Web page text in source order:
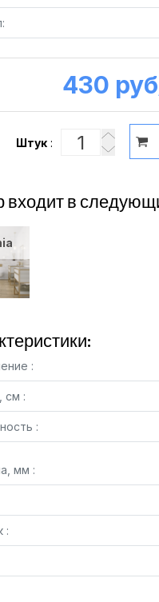
430
Штук :
входит в
:
см :
:
мм :
: